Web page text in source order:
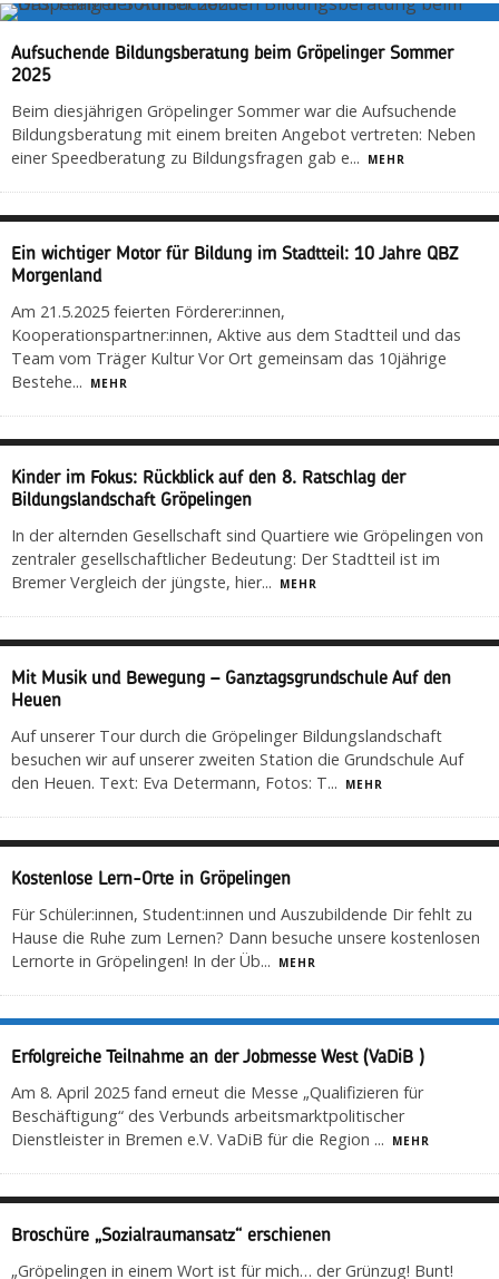
Aufsuchende Bildungsberatung beim Gröpelinger Sommer
2025
Beim diesjährigen Gröpelinger Sommer war die Aufsuchende
Bildungsberatung mit einem breiten Angebot vertreten: Neben
einer Speedberatung zu Bildungsfragen gab e... MEHR
Ein wichtiger Motor für Bildung im Stadtteil: 10 Jahre QBZ
Morgenland
Am 21.5.2025 feierten Förderer:innen,
Kooperationspartner:innen, Aktive aus dem Stadtteil und das
Team vom Träger Kultur Vor Ort gemeinsam das 10jährige
Bestehe... MEHR
Kinder im Fokus: Rückblick auf den 8. Ratschlag der
Bildungslandschaft Gröpelingen
In der alternden Gesellschaft sind Quartiere wie Gröpelingen von
zentraler gesellschaftlicher Bedeutung: Der Stadtteil ist im
Bremer Vergleich der jüngste, hier... MEHR
Mit Musik und Bewegung – Ganztagsgrundschule Auf den
Heuen
Auf unserer Tour durch die Gröpelinger Bildungslandschaft
besuchen wir auf unserer zweiten Station die Grundschule Auf
den Heuen. Text: Eva Determann, Fotos: T... MEHR
Kostenlose Lern-Orte in Gröpelingen
Für Schüler:innen, Student:innen und Auszubildende Dir fehlt zu
Hause die Ruhe zum Lernen? Dann besuche unsere kostenlosen
Lernorte in Gröpelingen! In der Üb... MEHR
Erfolgreiche Teilnahme an der Jobmesse West (VaDiB )
Am 8. April 2025 fand erneut die Messe „Qualifizieren für
Beschäftigung“ des Verbunds arbeitsmarktpolitischer
Dienstleister in Bremen e.V. VaDiB für die Region ... MEHR
Broschüre „Sozialraumansatz“ erschienen
„Gröpelingen in einem Wort ist für mich… der Grünzug! Bunt!